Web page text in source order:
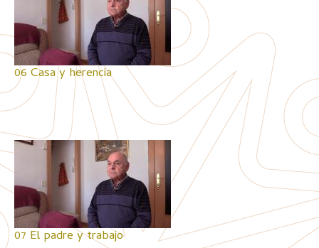
06 Casa y herencia
07 El padre y trabajo